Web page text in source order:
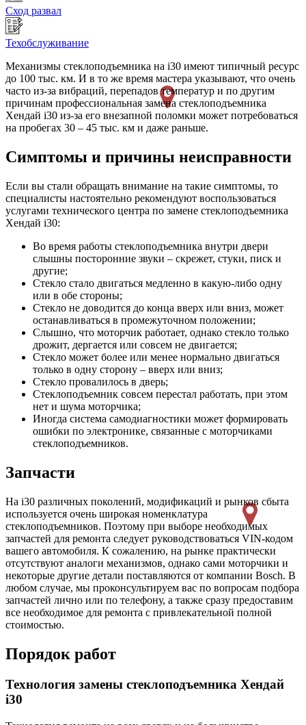
Сход развал
Техобслуживание
Механизмы стеклоподъемника на i30 имеют типичный ресурс
до 100 тыс. км. И в то же время мастера указывают, что очень
часто из-за вибраций, перепадов температур и по другим
причинам профессиональная замена стеклоподъемника
Хендай i30 из-за его внезапной поломки может потребоваться
на пробегах 30 – 45 тыс. км и даже раньше.
Симптомы и причины неисправности
Если вы стали обращать внимание на такие симптомы, то
специалисты настоятельно рекомендуют воспользоваться
услугами технического центра по замене стеклоподъемника
Хендай i30:
Во время работы стеклоподъемника внутри двери
слышны посторонние звуки – скрежет, стуки, писк и
другие;
Стекло стало двигаться медленно в какую-либо одну
или в обе стороны;
Стекло не доводится до конца вверх или вниз, может
останавливаться в промежуточном положении;
Слышно, что моторчик работает, однако стекло только
дрожит, дергается или совсем не двигается;
Стекло может более или менее нормально двигаться
только в одну сторону – вверх или вниз;
Стекло провалилось в дверь;
Стеклоподъемник совсем перестал работать, при этом
нет и шума моторчика;
Иногда система самодиагностики может формировать
ошибки по электронике, связанные с моторчиками
стеклоподъемников.
Запчасти
На i30 различных поколений, модификаций и рынков сбыта
используется очень широкая номенклатура
стеклоподъемников. Поэтому при выборе необходимых
запчастей для ремонта следует руководствоваться VIN-кодом
вашего автомобиля. К сожалению, на рынке практически
отсутствуют аналоги механизмов, однако сами моторчики и
некоторые другие детали поставляются от компании Bosch. В
любом случае, мы проконсультируем вас по вопросам подбора
запчастей лично или по телефону, а также сразу предоставим
все необходимое для ремонта с привлекательной полной
стоимостью.
Порядок работ
Технология замены стеклоподъемника Хендай
i30